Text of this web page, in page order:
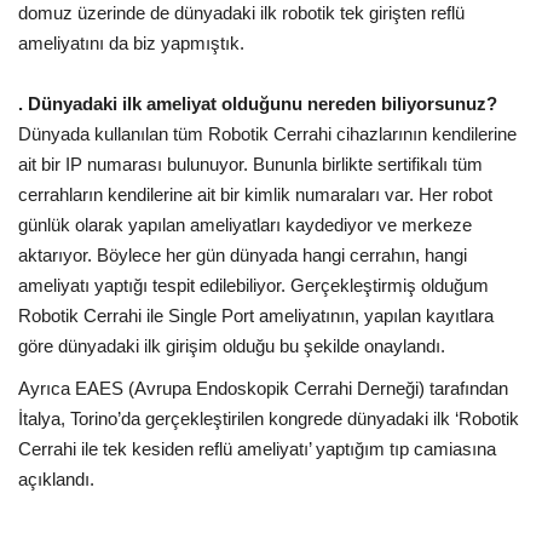
domuz üzerinde de dünyadaki ilk robotik tek girişten reflü
ameliyatını da biz yapmıştık.
. Dünyadaki ilk ameliyat olduğunu nereden biliyorsunuz?
Dünyada kullanılan tüm Robotik Cerrahi cihazlarının kendilerine
ait bir IP numarası bulunuyor. Bununla birlikte sertifikalı tüm
cerrahların kendilerine ait bir kimlik numaraları var. Her robot
günlük olarak yapılan ameliyatları kaydediyor ve merkeze
aktarıyor. Böylece her gün dünyada hangi cerrahın, hangi
ameliyatı yaptığı tespit edilebiliyor. Gerçekleştirmiş olduğum
Robotik Cerrahi ile Single Port ameliyatının, yapılan kayıtlara
göre dünyadaki ilk girişim olduğu bu şekilde onaylandı.
Ayrıca EAES (Avrupa Endoskopik Cerrahi Derneği) tarafından
İtalya, Torino’da gerçekleştirilen kongrede dünyadaki ilk ‘Robotik
Cerrahi ile tek kesiden reflü ameliyatı’ yaptığım tıp camiasına
açıklandı.